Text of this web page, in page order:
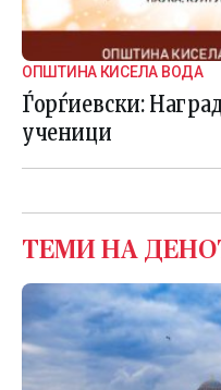
ОПШТИНА КИСЕЛА ВОДА
Ѓорѓиевски:
ученици
ТЕМИ НА